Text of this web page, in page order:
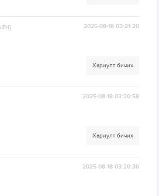
2025-08-18 03:21:20
Хариулт бичих
2025-08-18 03:20:58
Хариулт бичих
2025-08-18 03:20:36